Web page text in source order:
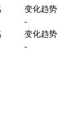
变化趋势
-
变化趋势
-